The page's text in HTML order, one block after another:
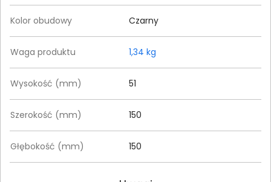
Kolor obudowy Czarny
Waga produktu 1,34 kg
Wysokość (mm) 51
Szerokość (mm) 150
Głębokość (mm) 150